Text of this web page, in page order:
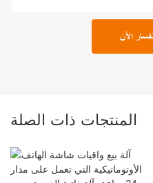
الآن
المنتجات ذات الصلة